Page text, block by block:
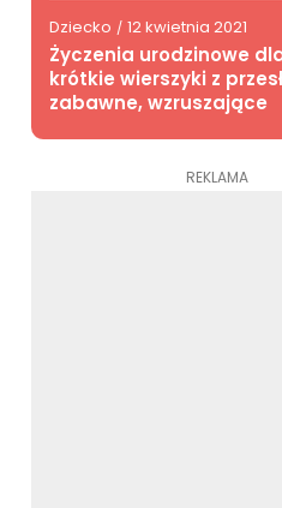
Dziecko / 12 kwietnia 2021
Życzenia urodzinowe
krótkie wierszyki z
zabawne, wzruszające
REKLAMA